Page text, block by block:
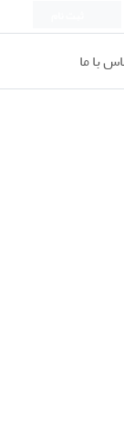
با ما